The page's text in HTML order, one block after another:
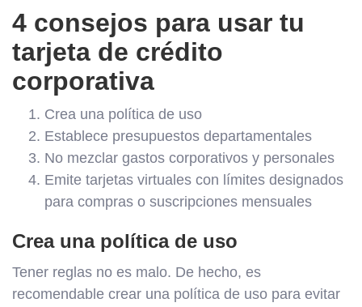
4 consejos para usar tu
tarjeta de crédito
corporativa
Crea una política de uso
Establece presupuestos departamentales
No mezclar gastos corporativos y personales
Emite tarjetas virtuales con límites designados
para compras o suscripciones mensuales
Crea una política de uso
Tener reglas no es malo. De hecho, es
recomendable crear una política de uso para evitar